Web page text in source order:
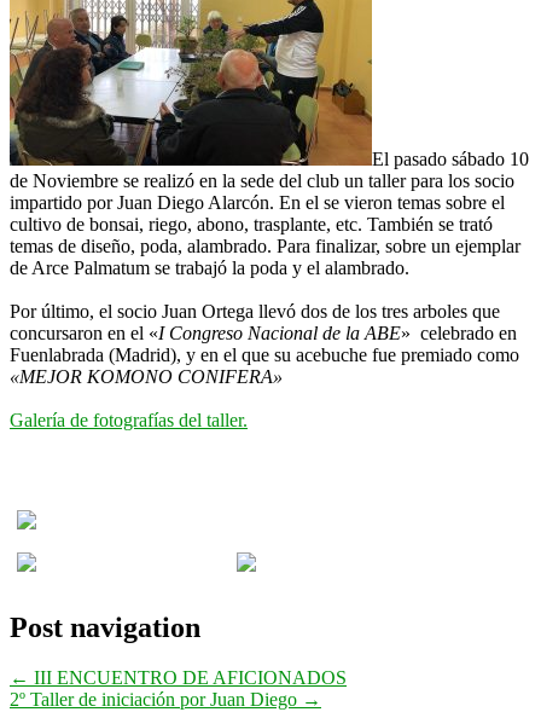
El pasado sábado 10
de Noviembre se realizó en la sede del club un taller para los socio
impartido por Juan Diego Alarcón. En el se vieron temas sobre el
cultivo de bonsai, riego, abono, trasplante, etc. También se trató
temas de diseño, poda, alambrado. Para finalizar, sobre un ejemplar
de Arce Palmatum se trabajó la poda y el alambrado.
Por último, el socio Juan Ortega llevó dos de los tres arboles que
concursaron en el «I Congreso Nacional de la ABE» celebrado en
Fuenlabrada (Madrid), y en el que su acebuche fue premiado como
«MEJOR KOMONO CONIFERA»
Galería de fotografías del taller.
Post navigation
← III ENCUENTRO DE AFICIONADOS
2º Taller de iniciación por Juan Diego →